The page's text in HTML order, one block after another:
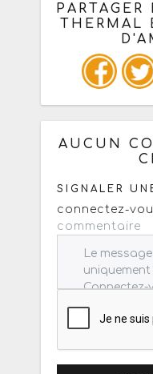
THERMAL
Ou copiez
un : mail /
AUCUN
SIGNALER
connectez-
commentaire